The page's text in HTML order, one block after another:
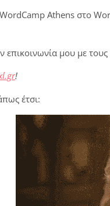
Athens στο
μου με
!
έτσι: